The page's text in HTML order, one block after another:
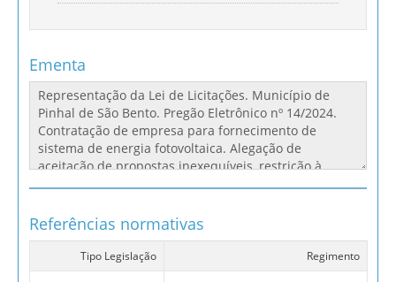
Ementa
Referências normativas
Tipo Legislação
Regimento